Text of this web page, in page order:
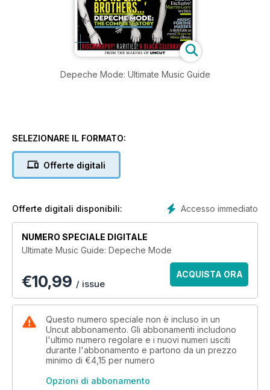
Depeche Mode: Ultimate Music Guide
SELEZIONARE IL FORMATO:
Offerte digitali
Accesso immediato
Offerte digitali disponibili:
NUMERO SPECIALE DIGITALE
Ultimate Music Guide: Depeche Mode
€10,99 / issue
ACQUISTA ORA
Questo numero speciale non è incluso in un
Uncut abbonamento. Gli abbonamenti includono
l'ultimo numero regolare e i nuovi numeri usciti
durante l'abbonamento e partono da un prezzo
minimo di €4,15 per numero
Opzioni di abbonamento